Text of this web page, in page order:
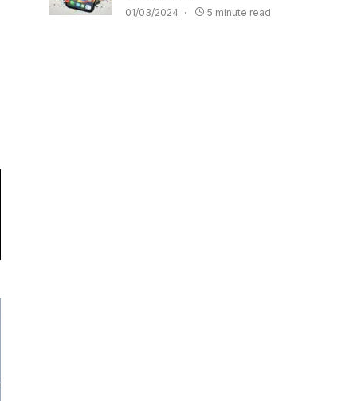
01/03/2024 5 minute read